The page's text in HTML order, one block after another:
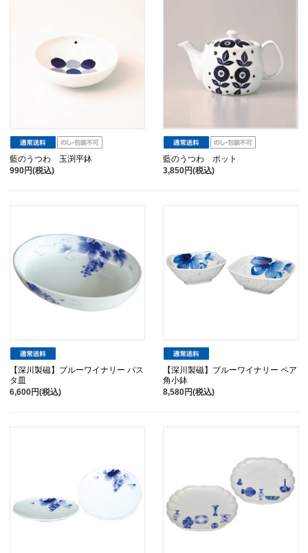
藍のうつわ 玉渕平鉢
990円(税込)
藍のうつわ ポット
3,850円(税込)
【深川製磁】ブルーワイナリー パス
タ皿
6,600円(税込)
【深川製磁】ブルーワイナリー ペア
角小鉢
8,580円(税込)